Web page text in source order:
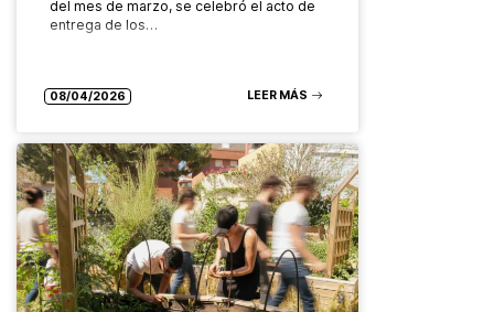
del mes de marzo, se celebró el acto de
entrega de los…
08/04/2026 LEER MÁS